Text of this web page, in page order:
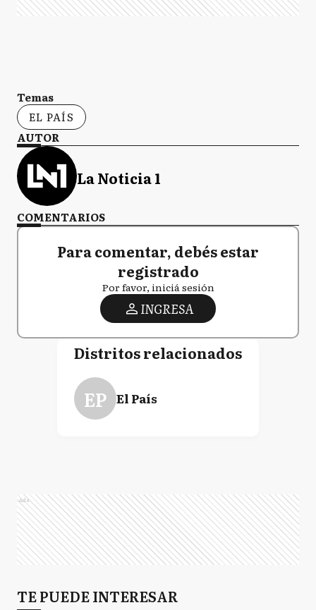
Temas
EL PAÍS
AUTOR
La Noticia 1
COMENTARIOS
Para comentar, debés estar
registrado
Por favor, iniciá sesión
INGRESA
Distritos relacionados
EP El País
Ads
TE PUEDE INTERESAR